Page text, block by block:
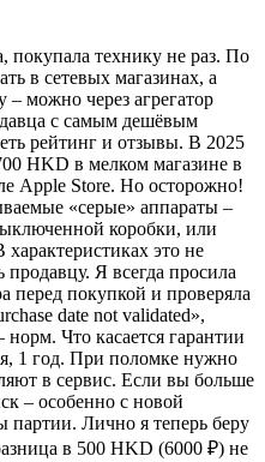
покупала технику не раз. По
в сетевых магазинах, а
можно через агрегатор
с самым дешёвым
рейтинг и отзывы. В 2025
HKD в мелком магазине в
Apple Store. Но осторожно!
«серые» аппараты –
коробки, или
это не
Я всегда просила
перед покупкой и проверяла
date not validated»,
норм. Что касается гарантии
1 год. При поломке нужно
в сервис. Если вы больше
– особенно с новой
Лично я теперь беру
в 500 HKD (6000 ₽) не